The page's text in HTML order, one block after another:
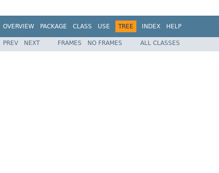
OVERVIEW PACKAGE CLASS USE TREE INDEX HELP
PREV NEXT FRAMES NO FRAMES ALL CLASSES